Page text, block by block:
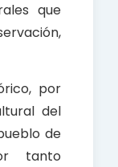
que
por
del
de
tanto